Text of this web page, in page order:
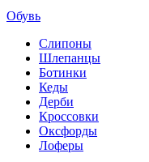
Обувь
Слипоны
Шлепанцы
Ботинки
Кеды
Дерби
Кроссовки
Оксфорды
Лоферы